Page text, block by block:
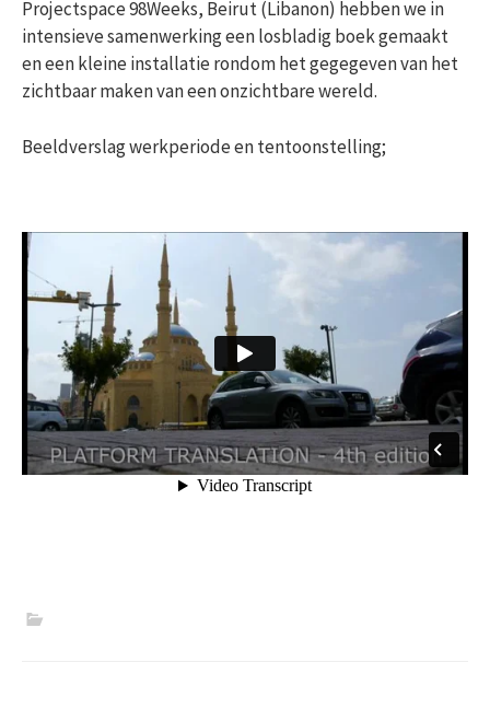
Projectspace 98Weeks, Beirut (Libanon) hebben we in
intensieve samenwerking een losbladig boek gemaakt
en een kleine installatie rondom het gegegeven van het
zichtbaar maken van een onzichtbare wereld.
Beeldverslag werkperiode en tentoonstelling;